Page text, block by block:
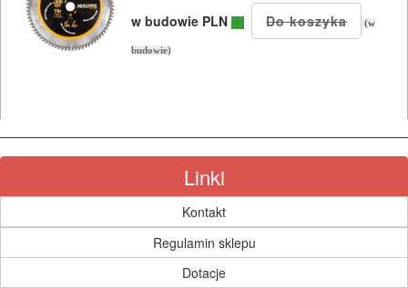
w budowie PLN
(w
budowie)
Linki
Kontakt
Regulamin sklepu
Dotacje